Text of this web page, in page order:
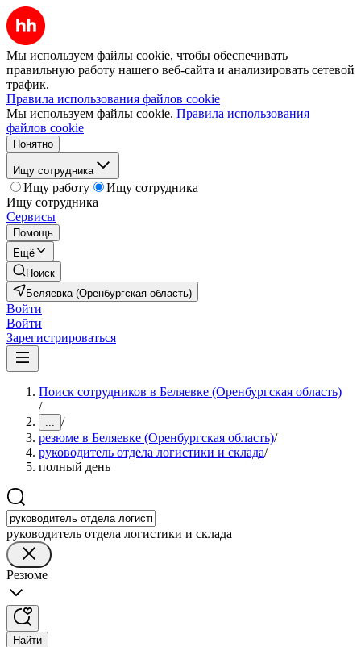
Мы используем файлы cookie, чтобы обеспечивать
правильную работу нашего веб-сайта и анализировать сетевой
трафик.
Правила использования файлов cookie
Мы используем файлы cookie. Правила использования
файлов cookie
Понятно
Ищу сотрудника
Ищу работу
Ищу сотрудника
Ищу сотрудника
Сервисы
Помощь
Ещё
Поиск
Беляевка (Оренбургская область)
Войти
Войти
Зарегистрироваться
Поиск сотрудников в Беляевке (Оренбургская область)
/
... /
резюме в Беляевке (Оренбургская область)/
руководитель отдела логистики и склада/
полный день
руководитель отдела логистики и склада
Резюме
Найти